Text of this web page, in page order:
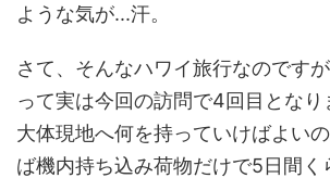
ような気が...汗。
さて、そんなハワイ旅行なのです
って実は今回の訪問で4回目となり
大体現地へ何を持っていけばよい
ば機内持ち込み荷物だけで5日間く